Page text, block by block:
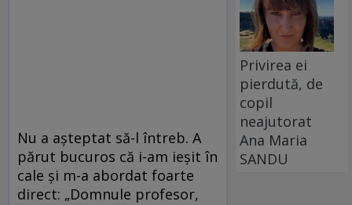
Nu a așteptat să-l întreb. A
părut bucuros că i-am ieșit în
cale și m-a abordat foarte
direct: „Domnule profesor,
Privirea ei
pierdută, de
copil
neajutorat
Ana Maria
SANDU